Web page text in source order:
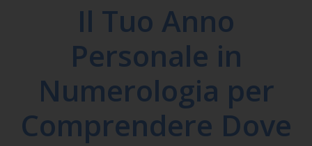
SEMINARI IN DIFFERITA
Il Tuo Anno
Personale in
Numerologia per
Comprendere Dove